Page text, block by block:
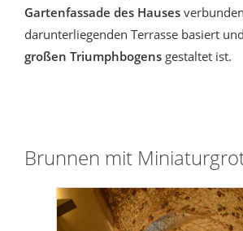
Gartenfassade des Hauses
darunterliegenden Terrasse basiert
großen Triumphbogens gestaltet ist.
Brunnen mit